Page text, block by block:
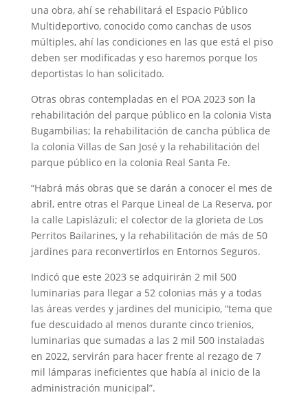
una obra, ahí se rehabilitará el Espacio Público
Multideportivo, conocido como canchas de usos
múltiples, ahí las condiciones en las que está el piso
deben ser modificadas y eso haremos porque los
deportistas lo han solicitado.
Otras obras contempladas en el POA 2023 son la
rehabilitación del parque público en la colonia Vista
Bugambilias; la rehabilitación de cancha pública de
la colonia Villas de San José y la rehabilitación del
parque público en la colonia Real Santa Fe.
“Habrá más obras que se darán a conocer el mes de
abril, entre otras el Parque Lineal de La Reserva, por
la calle Lapislázuli; el colector de la glorieta de Los
Perritos Bailarines, y la rehabilitación de más de 50
jardines para reconvertirlos en Entornos Seguros.
Indicó que este 2023 se adquirirán 2 mil 500
luminarias para llegar a 52 colonias más y a todas
las áreas verdes y jardines del municipio, “tema que
fue descuidado al menos durante cinco trienios,
luminarias que sumadas a las 2 mil 500 instaladas
en 2022, servirán para hacer frente al rezago de 7
mil lámparas ineficientes que había al inicio de la
administración municipal”.